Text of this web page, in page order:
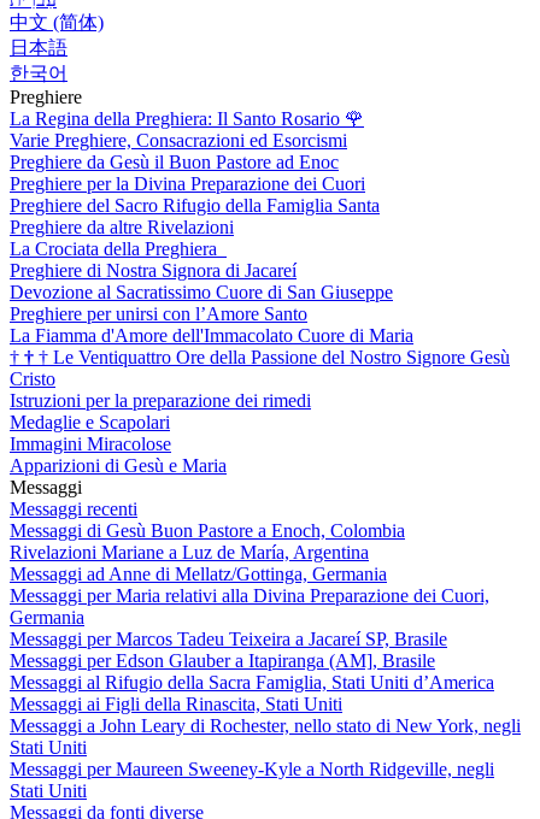
中文 (简体)
日本語
한국어
Preghiere
La Regina della Preghiera: Il Santo Rosario 🌹
Varie Preghiere, Consacrazioni ed Esorcismi
Preghiere da Gesù il Buon Pastore ad Enoc
Preghiere per la Divina Preparazione dei Cuori
Preghiere del Sacro Rifugio della Famiglia Santa
Preghiere da altre Rivelazioni
La Crociata della Preghiera
Preghiere di Nostra Signora di Jacareí
Devozione al Sacratissimo Cuore di San Giuseppe
Preghiere per unirsi con l’Amore Santo
La Fiamma d'Amore dell'Immacolato Cuore di Maria
† † † Le Ventiquattro Ore della Passione del Nostro Signore Gesù
Cristo
Istruzioni per la preparazione dei rimedi
Medaglie e Scapolari
Immagini Miracolose
Apparizioni di Gesù e Maria
Messaggi
Messaggi recenti
Messaggi di Gesù Buon Pastore a Enoch, Colombia
Rivelazioni Mariane a Luz de María, Argentina
Messaggi ad Anne di Mellatz/Gottinga, Germania
Messaggi per Maria relativi alla Divina Preparazione dei Cuori,
Germania
Messaggi per Marcos Tadeu Teixeira a Jacareí SP, Brasile
Messaggi per Edson Glauber a Itapiranga (AM], Brasile
Messaggi al Rifugio della Sacra Famiglia, Stati Uniti d’America
Messaggi ai Figli della Rinascita, Stati Uniti
Messaggi a John Leary di Rochester, nello stato di New York, negli
Stati Uniti
Messaggi per Maureen Sweeney-Kyle a North Ridgeville, negli
Stati Uniti
Messaggi da fonti diverse